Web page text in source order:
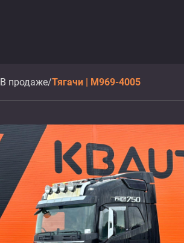
В продаже/Тягачи | M969-4005